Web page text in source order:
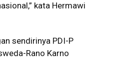
kata Hermawi
sendirinya PDI-P
Rano Karno